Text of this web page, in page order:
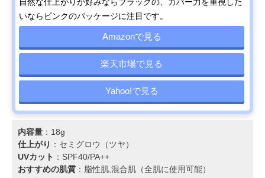
自然な仕上がりが好みならブラックの、カバー力を重視した
いならピンクのパッケージに注目です。
Amazonで見る
楽天市場で見る
Yahoo!で見る
内容量 ：18g
仕上がり ：セミグロウ（ツヤ）
UVカット ：SPF40/PA++
おすすめの肌質 ：脂性肌,混合肌（全肌に使用可能）